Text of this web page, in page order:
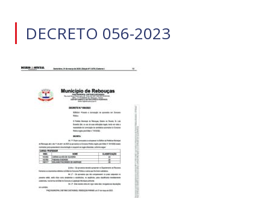
DECRETO 056-2023